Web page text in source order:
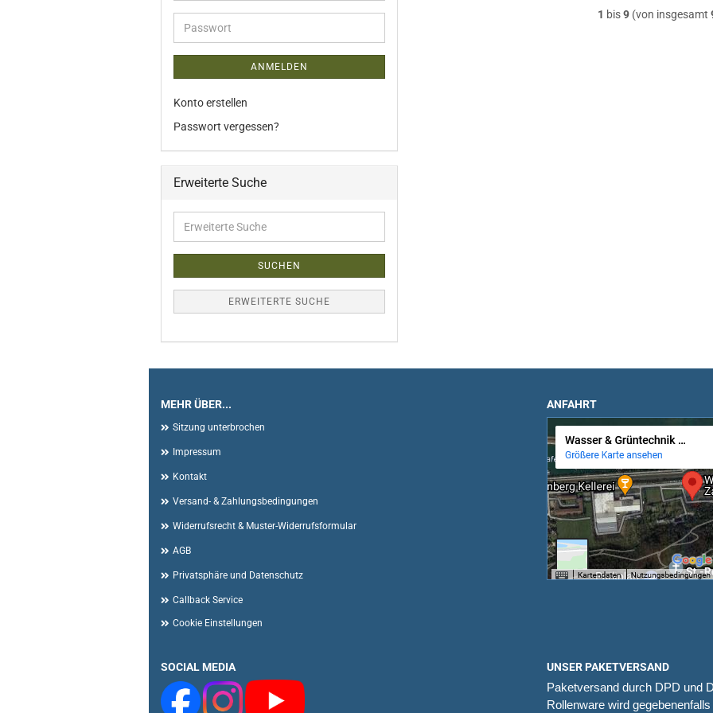
1 bis9 (von insgesamt
Adresse
Passwort
ANMELDEN
Konto erstellen
Passwort vergessen?
Erweiterte Suche
Suche
SUCHEN
ERWEITERTE SUCHE
MEHR ÜBER...
Sitzung unterbrochen
Impressum
Kontakt
Versand- & Zahlungsbedingungen
Widerrufsrecht & Muster-Widerrufsformular
AGB
Privatsphäre und Datenschutz
Callback Service
Cookie Einstellungen
ANFAHRT
SOCIAL MEDIA
UNSER PAKETVERSAND
Paketversand durch DPD und
Rollenware wird